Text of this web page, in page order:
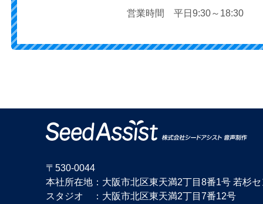
営業時間 平日9:30～18:30
〒530-0044
本社所在地：大阪市北区東天満2丁目8番1号 若杉
スタジオ ：大阪市北区東天満2丁目7番12号